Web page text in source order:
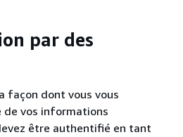
par des
façon dont vous vous
de vos informations
être authentifié en tant